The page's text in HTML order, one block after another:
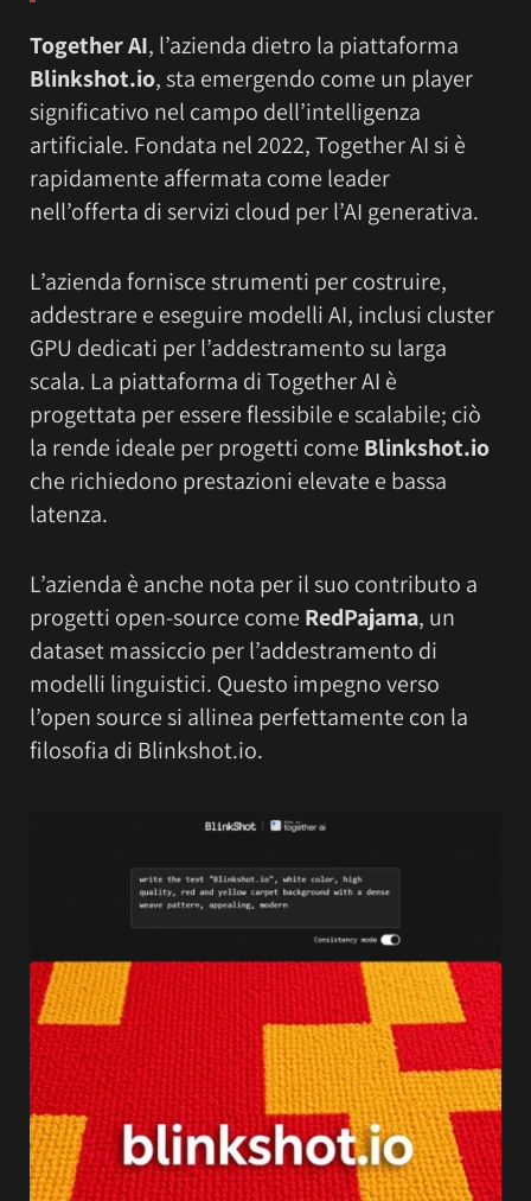
Together AI, l’azienda dietro la piattaforma
Blinkshot.io, sta emergendo come un player
significativo nel campo dell’intelligenza
artificiale. Fondata nel 2022, Together AI si è
rapidamente affermata come leader
nell’offerta di servizi cloud per l’AI generativa.
L’azienda fornisce strumenti per costruire,
addestrare e eseguire modelli AI, inclusi cluster
GPU dedicati per l’addestramento su larga
scala. La piattaforma di Together AI è
progettata per essere flessibile e scalabile; ciò
la rende ideale per progetti come Blinkshot.io
che richiedono prestazioni elevate e bassa
latenza.
L’azienda è anche nota per il suo contributo a
progetti open-source come RedPajama, un
dataset massiccio per l’addestramento di
modelli linguistici. Questo impegno verso
l’open source si allinea perfettamente con la
filosofia di Blinkshot.io.